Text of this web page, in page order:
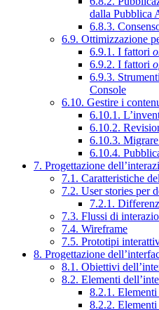
dalla Pubblica
6.8.3.
6.9. Ottimizzazione
6.9.1. I fattori
6.9.2. I fattori
6.9.3.
Console
6.10. Gestire i
6.10.1.
6.10.2.
6.10.3.
6.10.4.
7. Progettazione
7.1. Caratteristiche
7.2. User stories per
7.2.1.
7.3. Flussi di
7.4. Wireframe
7.5. Prototipi
8. Progettazione
8.1. Obiettivi
8.2. Elementi
8.2.1.
8.2.2.